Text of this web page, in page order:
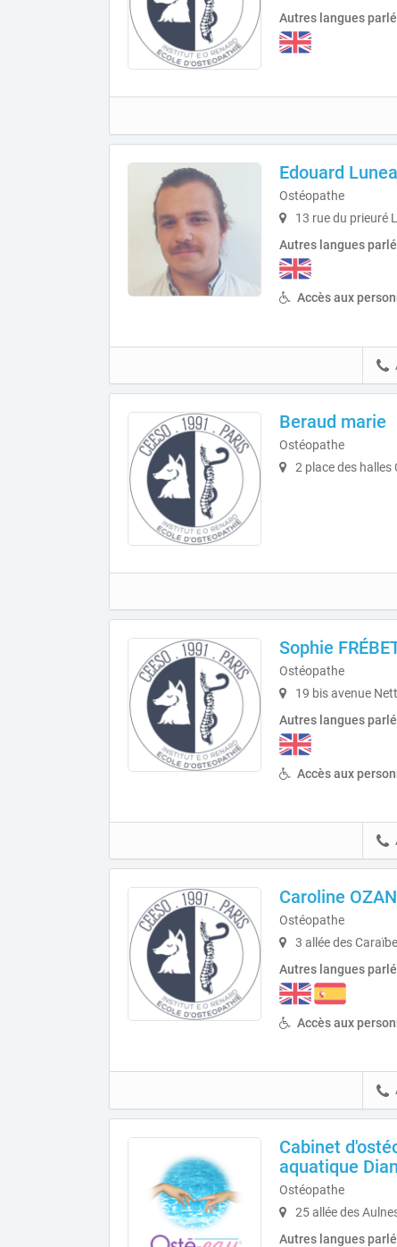
Autres langues
Edouard
Ostéopathe
13 rue du prieuré
Autres langues
Accès aux
Beraud marie
Ostéopathe
2 place des halles
Sophie
Ostéopathe
19 bis avenue
Autres langues
Accès aux
Caroline
Ostéopathe
3 allée des
Autres langues
Accès aux
Cabinet
aquatique
Ostéopathe
25 allée des
Autres langues